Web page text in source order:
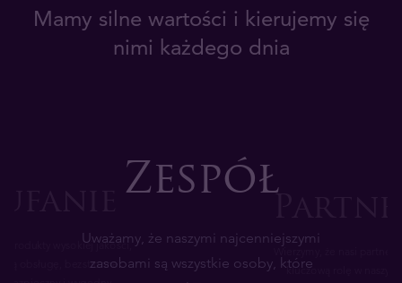
Mamy silne wartości i kierujemy się
nimi każdego dnia
produkty wysokiej jakości,
obsługę, bezstronne
Zespół
Uważamy, że naszymi najcenniejszymi
zasobami są wszystkie osoby, którekluczową rolę w